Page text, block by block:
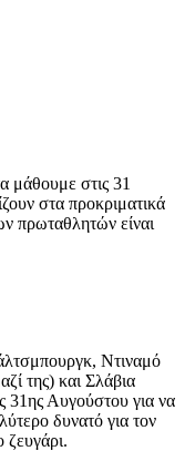
μάθουμε στις 31
στα προκριματικά
πρωταθλητών είναι
Ντιναμό
της) και Σλάβια
31ης Αυγούστου για να
δυνατό για τον
ζευγάρι.